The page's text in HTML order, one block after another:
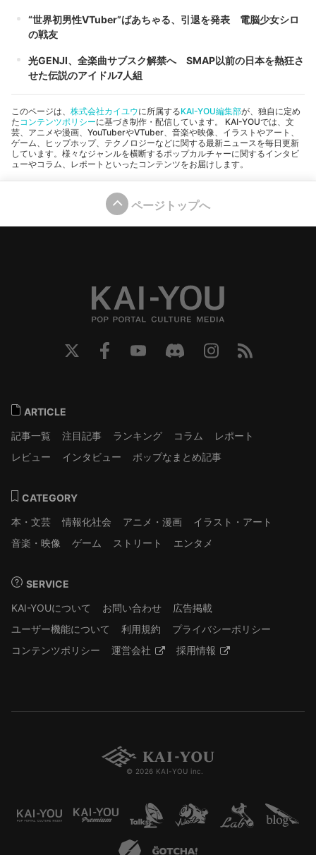
“世界初男性VTuber”ばあちゃる、引退を発表 電脳少女シロ
の戦友
光GENJI、全楽曲サブスク解禁へ SMAP以前の日本を熱狂さ
せた伝説のアイドル7人組
このページは、 株式会社カイユウに所属するKAI-YOU編集部が、独自に定め
た コンテンツポリシーに基づき制作・配信しています。 KAI-YOUでは、文
芸、アニメや漫画、YouTuberやVTuber、音楽や映像、イラストやアート、
ゲーム、ヒップホップ、テクノロジーなどに関する最新ニュースを毎日更新
しています。様々なジャンルを横断するポップカルチャーに関するインタビ
ューやコラム、レポートといったコンテンツをお届けします。
ページトップへ
ARTICLE
記事一覧
注目記事 ランキング コラム
レポート
レビュー
インタビュー ポップなまとめ記事
CATEGORY
本・文芸
情報化社会 アニメ・漫画
イラスト・アート
音楽・映像
ゲーム ストリート エンタメ
SERVICE
KAI-YOUについて
お問い合わせ
広告掲載
ユーザー機能について
利用規約
プライバシーポリシー
コンテンツポリシー
運営会社 採用情報
© 2026 KAI-YOU inc.